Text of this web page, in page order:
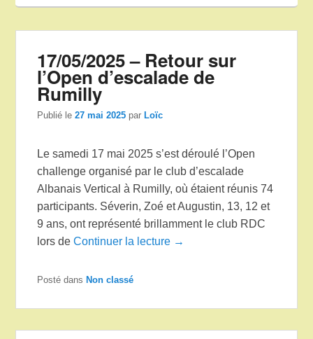
17/05/2025 – Retour sur
l’Open d’escalade de
Rumilly
Publié le27 mai 2025 par Loïc
Le samedi 17 mai 2025 s’est déroulé l’Open
challenge organisé par le club d’escalade
Albanais Vertical à Rumilly, où étaient réunis 74
participants. Séverin, Zoé et Augustin, 13, 12 et
9 ans, ont représenté brillamment le club RDC
lors deContinuer la lecture →
Posté dans Non classé